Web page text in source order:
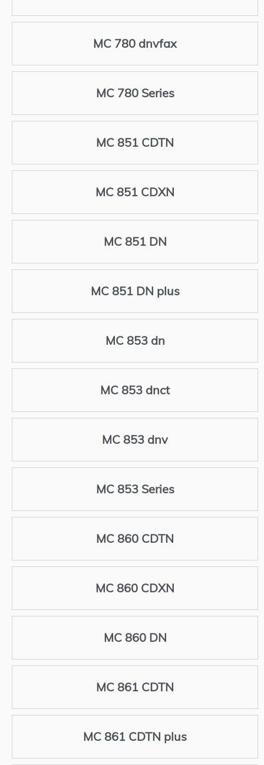
MC 780 dnvfax
MC 780 Series
MC 851 CDTN
MC 851 CDXN
MC 851 DN
MC 851 DN plus
MC 853 dn
MC 853 dnct
MC 853 dnv
MC 853 Series
MC 860 CDTN
MC 860 CDXN
MC 860 DN
MC 861 CDTN
MC 861 CDTN plus